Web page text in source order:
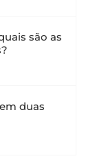
são as
duas